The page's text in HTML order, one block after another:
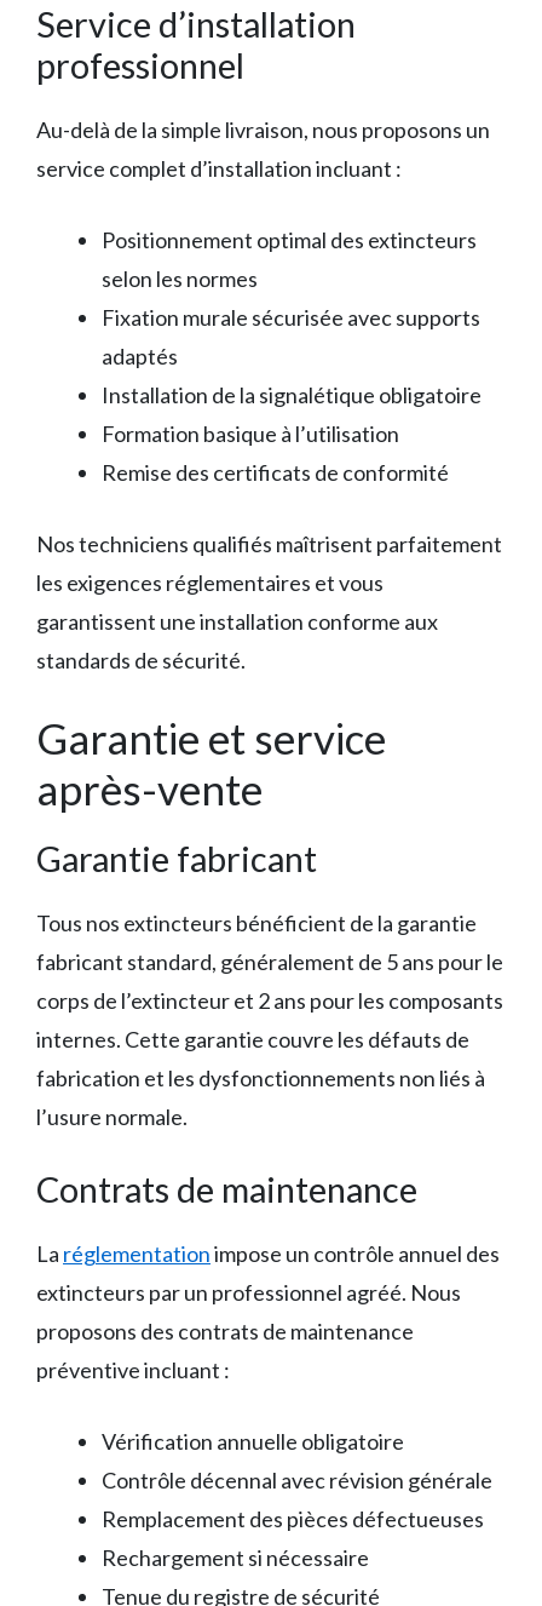
Service d’installation
professionnel
Au-delà de la simple livraison, nous proposons un
service complet d’installation incluant :
Positionnement optimal des extincteurs
selon les normes
Fixation murale sécurisée avec supports
adaptés
Installation de la signalétique obligatoire
Formation basique à l’utilisation
Remise des certificats de conformité
Nos techniciens qualifiés maîtrisent parfaitement
les exigences réglementaires et vous
garantissent une installation conforme aux
standards de sécurité.
Garantie et service
après-vente
Garantie fabricant
Tous nos extincteurs bénéficient de la garantie
fabricant standard, généralement de 5 ans pour le
corps de l’extincteur et 2 ans pour les composants
internes. Cette garantie couvre les défauts de
fabrication et les dysfonctionnements non liés à
l’usure normale.
Contrats de maintenance
La réglementationimpose un contrôle annuel des
extincteurs par un professionnel agréé. Nous
proposons des contrats de maintenance
préventive incluant :
Vérification annuelle obligatoire
Contrôle décennal avec révision générale
Remplacement des pièces défectueuses
Rechargement si nécessaire
Tenue du registre de sécurité